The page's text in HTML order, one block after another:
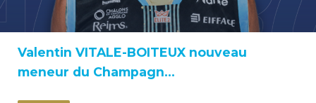
Valentin VITALE-BOITEUX nouveau
meneur du Champagn...